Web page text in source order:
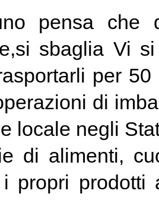
pensa che
sbaglia Vi
per
di
locale negli
di alimenti,
propri prodotti